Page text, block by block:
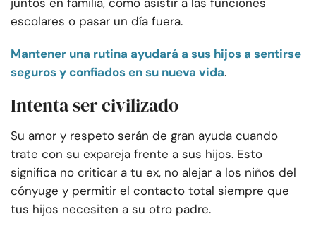
juntos en familia, como asistir a las funciones
escolares o pasar un día fuera.
Mantener una rutina ayudará a sus hijos a sentirse
seguros y confiados en su nueva vida.
Intenta ser civilizado
Su amor y respeto serán de gran ayuda cuando
trate con su expareja frente a sus hijos. Esto
significa no criticar a tu ex, no alejar a los niños del
cónyuge y permitir el contacto total siempre que
tus hijos necesiten a su otro padre.